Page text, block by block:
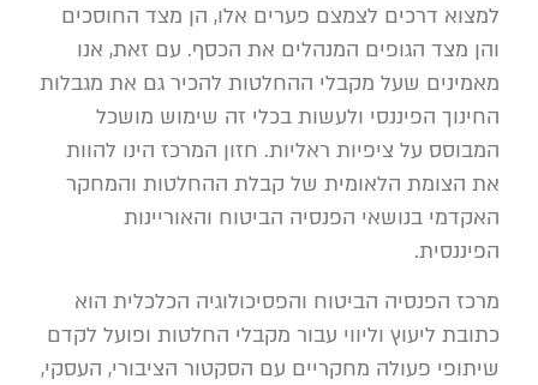
למצוא דרכים לצמצם פערים אלו, הן מצד החוסכים
והן מצד הגופים המנהלים את הכסף. עם זאת, אנו
מאמינים שעל מקבלי ההחלטות להכיר גם את מגבלות
החינוך הפיננסי ולעשות בכלי זה שימוש מושכל
המבוסס על ציפיות ראליות. חזון המרכז הינו להוות
את הצומת הלאומית של קבלת ההחלטות והמחקר
האקדמי בנושאי הפנסיה הביטוח והאוריינות
הפיננסית.
מרכז הפנסיה הביטוח והפסיכולוגיה הכלכלית הוא
כתובת ליעוץ וליווי עבור מקבלי החלטות ופועל לקדם
שיתופי פעולה מחקריים עם הסקטור הציבורי, העסקי,